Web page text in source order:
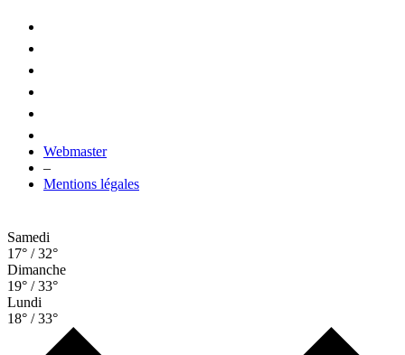
Webmaster
–
Mentions légales
Samedi
17° / 32°
Dimanche
19° / 33°
Lundi
18° / 33°